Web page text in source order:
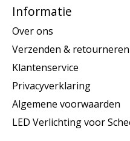
Informatie
Over ons
Verzenden & retourneren
Klantenservice
Privacyverklaring
Algemene voorwaarden
LED Verlichting voor